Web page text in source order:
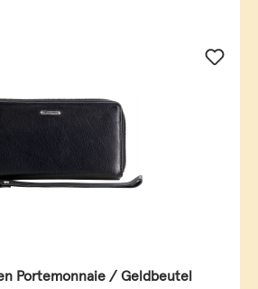
Portemonnaie / Geldbeutel